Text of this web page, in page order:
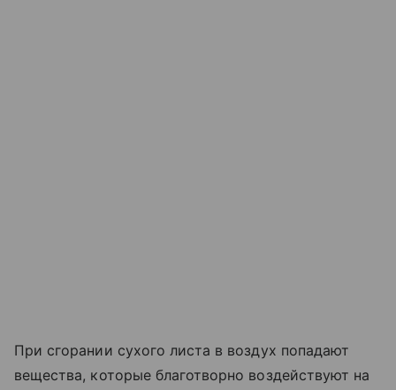
При сгорании сухого листа в воздух попадают
вещества, которые благотворно воздействуют на